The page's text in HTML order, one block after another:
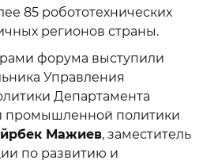
85 робототехнических
регионов страны.
форума выступили
Управления
Департамента
промышленной политики
Мажиев, заместитель
по развитию и